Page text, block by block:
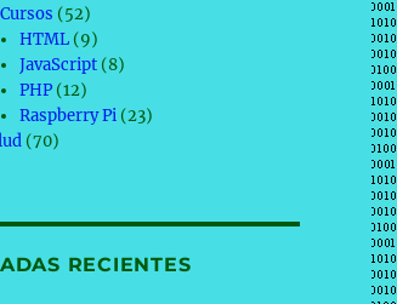
Cursos (52)
HTML(9)
JavaScript(8)
PHP(12)
Raspberry Pi(23)
(70)
RECIENTES